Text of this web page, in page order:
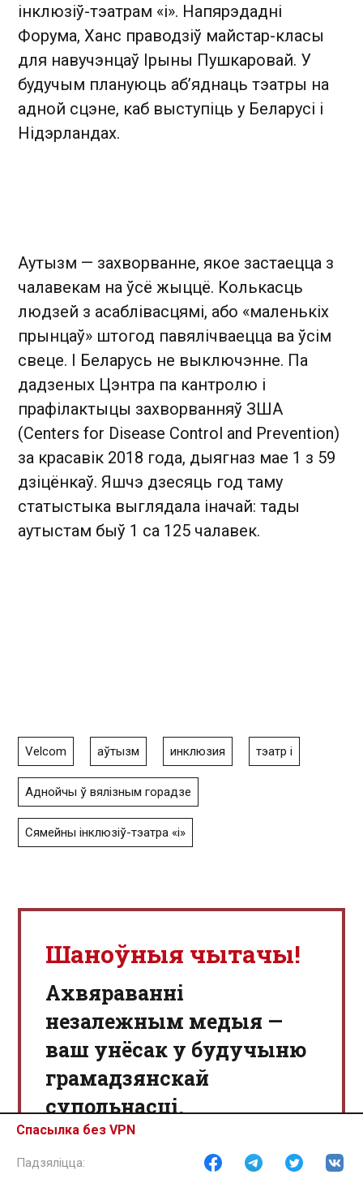
інклюзіў-тэатрам «і». Напярэдадні
Форума, Ханс праводзіў майстар-класы
для навучэнцаў Ірыны Пушкаровай. У
будучым плануюць аб’яднаць тэатры на
адной сцэне, каб выступіць у Беларусі і
Нідэрландах.
Аутызм — захворванне, якое застаецца з
чалавекам на ўсё жыццё. Колькасць
людзей з асаблівасцямі, або «маленькіх
прынцаў» штогод павялічваецца ва ўсім
свеце. І Беларусь не выключэнне. Па
дадзеных Цэнтра па кантролю і
прафілактыцы захворванняў ЗША
(Centers for Disease Control and Prevention)
за красавік 2018 года, дыягназ мае 1 з 59
дзіцёнкаў. Яшчэ дзесяць год таму
статыстыка выглядала іначай: тады
аутыстам быў 1 са 125 чалавек.
Спасылка без VPN
Velcom аўтызм инклюзия тэатр і
Аднойчы ў вялізным горадзе
Сямейны інклюзіў-тэатра «і»
Шаноўныя чытачы!
Aхвяраванні
незалежным медыя —
ваш унёсак у будучыню
грамадзянскай
супольнасці.
Мы хочам працягваць пісаць для
вас.